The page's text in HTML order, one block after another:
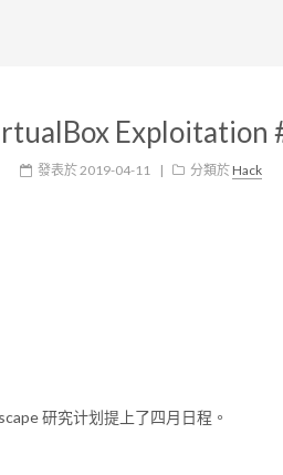
Exploitation
發表於2019-04-11 | 分類於Hack
研究计划提上了四月日程。